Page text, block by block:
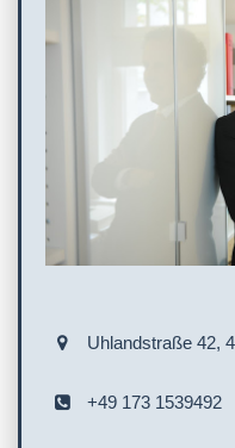
Service/
WC
Bezeichnet sich
Uhlandstraße 42,
+49 173 1539492